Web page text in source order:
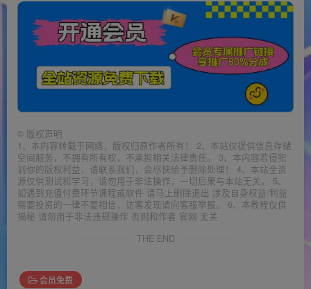
© 版权声明
1、本内容转载于网络，版权归原作者所有！ 2、本站仅提供信息存储
空间服务，不拥有所有权，不承担相关法律责任。 3、本内容若侵犯
到你的版权利益，请联系我们，会尽快给予删除处理！ 4、本站全资
源仅供测试和学习，请勿用于非法操作，一切后果与本站无关。 5、
如遇到充值付费环节课程或软件 请马上删除退出 涉及自身权益/利益
需要投资的一律不要相信，访客发现请向客服举报。 6、本教程仅供
揭秘 请勿用于非法违规操作 否则和作者 官网 无关
THE END
会员免费